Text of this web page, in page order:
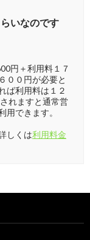
いなのです
円＋利用料１７
００円が必要と
ば利用料は１２
れますと通常営
用できます。
しくは利用料金